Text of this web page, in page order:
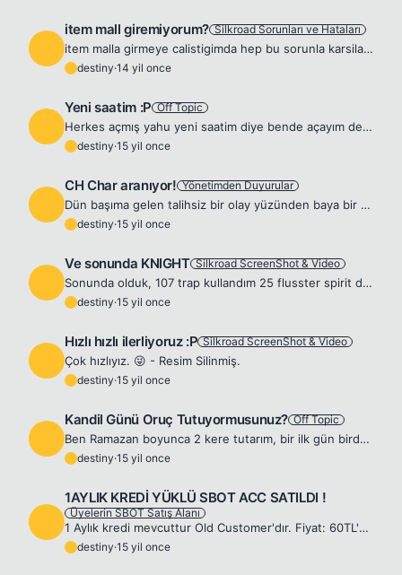
item mall giremiyorum? Silkroad Sorunları ve Hataları
item malla girmeye calistigimda hep bu sorunla karsilasiyorum sebebi nedir?
destiny·14 yil once
Yeni saatim :P Off Topic
Herkes açmış yahu yeni saatim diye bende açayım dedim bu sene 10. sınıfa geçmemle birlikte babamın bana hediyesi. 😜
destiny·15 yil once
CH Char aranıyor! Yönetimden Duyurular
Dün başıma gelen talihsiz bir olay yüzünden baya bir zarara uğramış bulunmaktayım.Elimde kalan ne varsa CH bir chara karşılık takas istiyorum,server farketmez,NİCK saçma sapan birşey olmasın yeter. C...
destiny·15 yil once
Ve sonunda KNIGHT Silkroad ScreenShot & Video
Sonunda olduk, 107 trap kullandım 25 flusster spirit düşürdüm ancak normali buldum. 😎 - Resim Silinmiş.
destiny·15 yil once
Hızlı hızlı ilerliyoruz :P Silkroad ScreenShot & Video
Çok hızlıyız. 😜 - Resim Silinmiş.
destiny·15 yil once
Kandil Günü Oruç Tutuyormusunuz? Off Topic
Ben Ramazan boyunca 2 kere tutarım, bir ilk gün birde Kandil günü. Peki siz bugun bu mübarek günde oruç tutuyormusunuz?
destiny·15 yil once
1AYLIK KREDİ YÜKLÜ SBOT ACC SATILDI !
Üyelerin SBOT Satış Alanı
1 Aylık kredi mevcuttur Old Customer'dır. Fiyat: 60TL'dir. veya peşin 400 SİLK Ödeme şekli sadece Garanti bankasından havale ile gerçekleşecektir. - Resim Silinmiş.
destiny·15 yil once